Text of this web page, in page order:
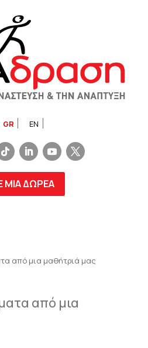
GR EN
ΜΙΑ ΔΩΡΕΑ
από μια μαθήτριά μας
από μια